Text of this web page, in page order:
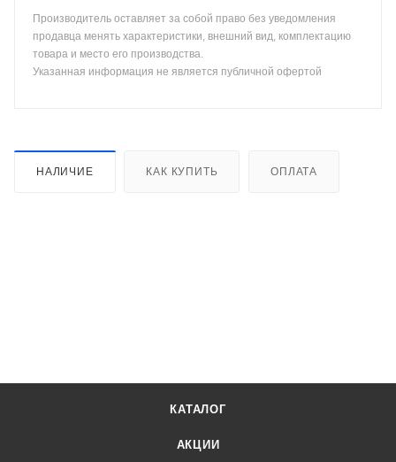
Производитель оставляет за собой право без уведомления
продавца менять характеристики, внешний вид, комплектацию
товара и место его производства.
Указанная информация не является публичной офертой
НАЛИЧИЕ КАК КУПИТЬ ОПЛАТА
КАТАЛОГ
АКЦИИ